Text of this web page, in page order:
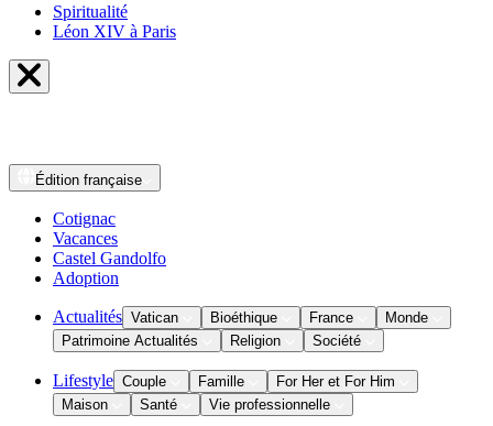
Spiritualité
Léon XIV à Paris
Édition française
Cotignac
Vacances
Castel Gandolfo
Adoption
Actualités Vatican Bioéthique France
Monde
Patrimoine Actualités
Religion Société
Lifestyle Couple Famille
For Her et For Him
Maison
Santé Vie professionnelle